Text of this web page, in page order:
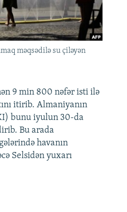
məqsədilə su çiləyən
9 min 800 nəfər isti ilə
itirib. Almaniyanın
bunu iyulun 30-da
Bu arada
havanın
Selsidən yuxarı